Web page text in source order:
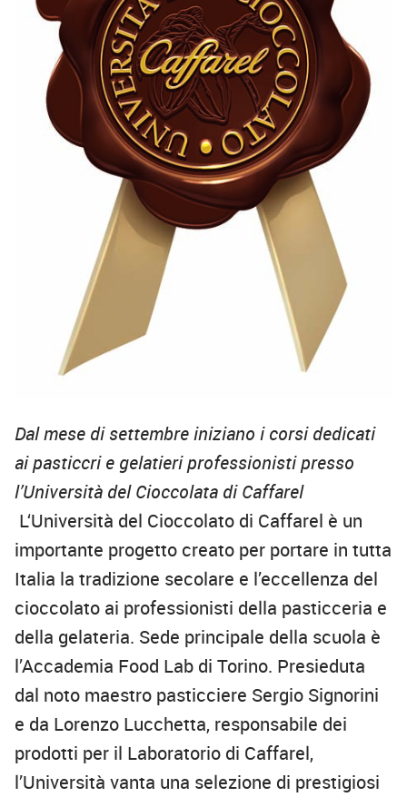
Dal mese di settembre iniziano i corsi dedicati
ai pasticcri e gelatieri professionisti presso
l’Università del Cioccolata di Caffarel
L‘Università del Cioccolato di Caffarel è un
importante progetto creato per portare in tutta
Italia la tradizione secolare e l’eccellenza del
cioccolato ai professionisti della pasticceria e
della gelateria. Sede principale della scuola è
l’Accademia Food Lab di Torino. Presieduta
dal noto maestro pasticciere Sergio Signorini
e da Lorenzo Lucchetta, responsabile dei
prodotti per il Laboratorio di Caffarel,
l’Università vanta una selezione di prestigiosi